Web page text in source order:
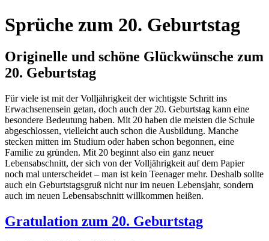
Sprüche zum 20. Geburtstag
Originelle und schöne Glückwünsche zum
20. Geburtstag
Für viele ist mit der Volljährigkeit der wichtigste Schritt ins
Erwachsenensein getan, doch auch der 20. Geburtstag kann eine
besondere Bedeutung haben. Mit 20 haben die meisten die Schule
abgeschlossen, vielleicht auch schon die Ausbildung. Manche
stecken mitten im Studium oder haben schon begonnen, eine
Familie zu gründen. Mit 20 beginnt also ein ganz neuer
Lebensabschnitt, der sich von der Volljährigkeit auf dem Papier
noch mal unterscheidet – man ist kein Teenager mehr. Deshalb sollte
auch ein Geburtstagsgruß nicht nur im neuen Lebensjahr, sondern
auch im neuen Lebensabschnitt willkommen heißen.
Gratulation zum 20. Geburtstag